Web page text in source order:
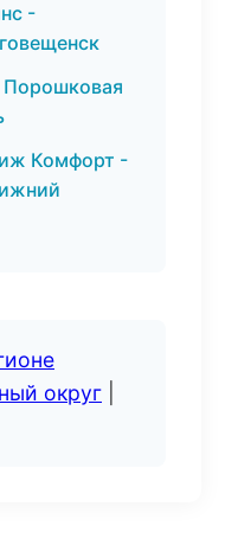
-
Комфорт -
округ